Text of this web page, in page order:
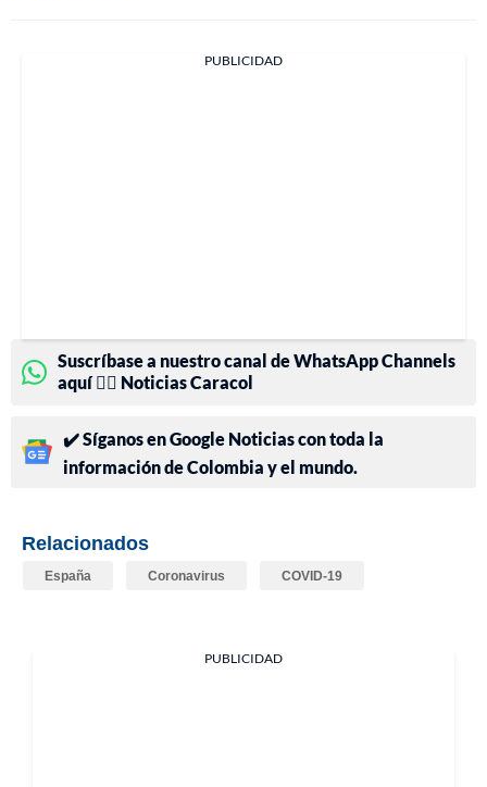
PUBLICIDAD
Suscríbase a nuestro canal de WhatsApp Channels
aquí 👉🏻 Noticias Caracol
✔️ Síganos en Google Noticias con toda la
información de Colombia y el mundo.
Relacionados
España Coronavirus COVID-19
PUBLICIDAD